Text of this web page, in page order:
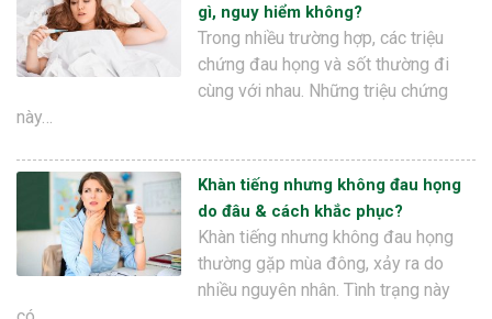
gì, nguy hiểm không?
Trong nhiều trường hợp, các triệu
chứng đau họng và sốt thường đi
cùng với nhau. Những triệu chứng
này…
Khàn tiếng nhưng không đau họng
do đâu & cách khắc phục?
Khàn tiếng nhưng không đau họng
thường gặp mùa đông, xảy ra do
nhiều nguyên nhân. Tình trạng này